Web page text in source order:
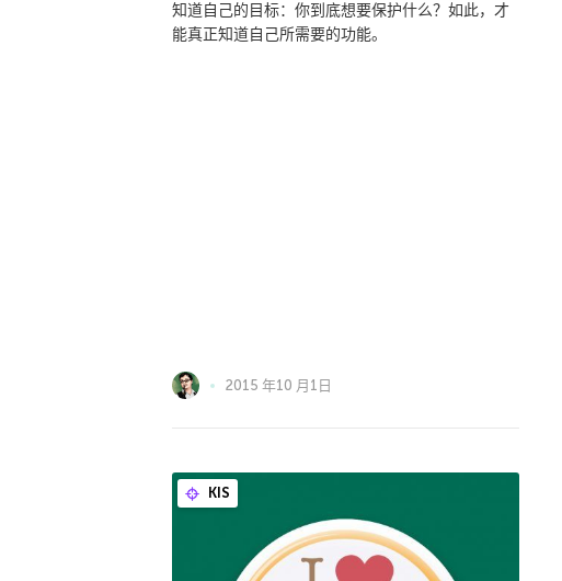
知道自己的目标：你到底想要保护什么？如此，才
能真正知道自己所需要的功能。
2015 年10 月1日
KIS